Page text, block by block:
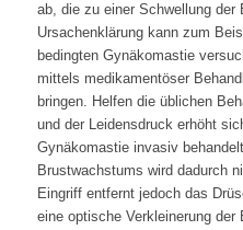
ab, die zu einer Schwellung der
Ursachenklärung kann zum
bedingten Gynäkomastie
mittels medikamentöser
bringen. Helfen die üblichen
und der Leidensdruck erhöht
Gynäkomastie invasiv
Brustwachstums wird dadurch
Eingriff entfernt jedoch das
eine optische Verkleinerung